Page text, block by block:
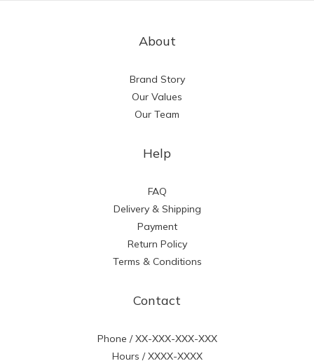
About
Brand Story
Our Values
Our Team
Help
FAQ
Delivery & Shipping
Payment
Return Policy
Terms & Conditions
Contact
Phone / XX-XXX-XXX-XXX
Hours / XXXX-XXXX